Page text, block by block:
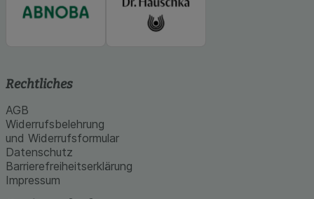
Rechtliches
AGB
Widerrufsbelehrung
und Widerrufsformular
Datenschutz
Barrierefreiheitserklärung
Impressum